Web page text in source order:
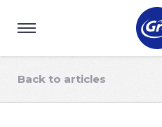
Back to articles